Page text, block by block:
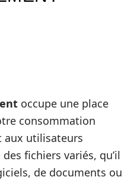
occupe une place
consommation
aux utilisateurs
fichiers variés, qu’il
de documents ou